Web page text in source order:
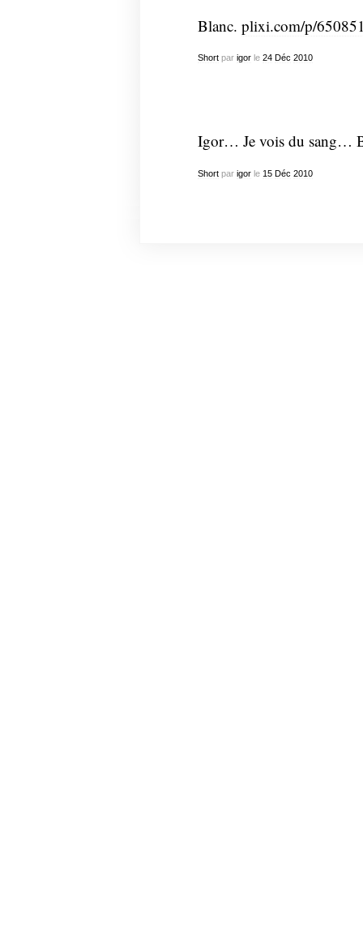
Blanc. plixi.com/p/
Shortpar igorle 24 Déc 2010
Igor… Je vois du sang…
Shortpar igorle 15 Déc 2010